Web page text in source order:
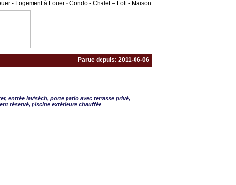
- Logement à Louer - Condo - Chalet – Loft - Maison
Parue depuis: 2011-06-06
entrée lav/séch, porte patio avec terrasse privé,
réservé, piscine extérieure chauffée